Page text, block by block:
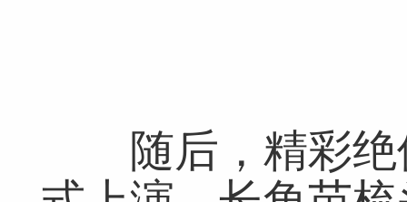
随后，精彩绝